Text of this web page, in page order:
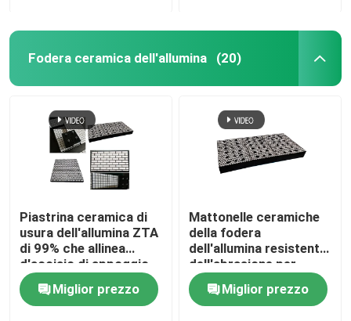
Fodera ceramica dell'allumina (20)
Piastrina ceramica di
usura dell'allumina ZTA
di 99% che allinea
d'acciaio di appoggio
Miglior prezzo
Mattonelle ceramiche
della fodera
dell'allumina resistente
dell'abrasione per
cemento estraente
Miglior prezzo